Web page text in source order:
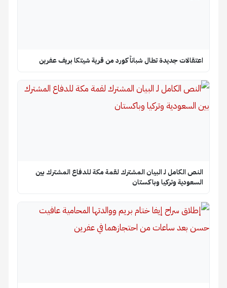
اعتقالات جديدة تطال شباناً كورد من قرية شيتكا بريف عفرين
النص الكامل لـ البيان المشترك لقمة مكة للدفاع المشترك بين
السعودية وتركيا وباكستان